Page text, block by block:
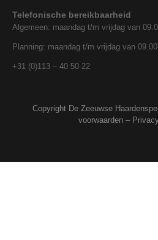
Telefonische bereikbaarheid
Algemeen: maandag t/m vrijdag van
Planning: maandag t/m vrijdag van
+31 (0)113 – 40 50 22
Copyright De Zeeuwse
voorwaarden –